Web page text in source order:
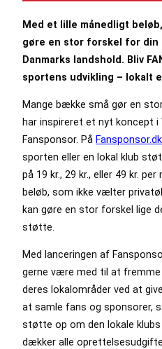
Med et lille månedligt
gøre en stor forskel for din
Danmarks landshold. Bliv
sportens udvikling – lokalt
Mange bække små gør en
har inspireret et nyt koncept i
Fansponsor. På Fansponsor.dk
sporten eller en lokal klub
på 19 kr., 29 kr., eller 49 kr.
beløb, som ikke vælter
kan gøre en stor forskel lige
støtte.
Med lanceringen af
gerne være med til at fremme
deres lokalområder ved at
at samle fans og sponsorer,
støtte op om den lokale klubs
dækker alle